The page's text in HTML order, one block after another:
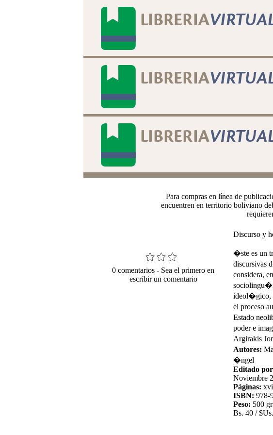
Para compras en línea de
encuentren en territorio boliviano
Discurso y
0 comentarios - Sea el primero en
escribir un comentario
�ste es un
discursivas
considera,
ideol�gico,
el proceso
Estado
poder e
Argirakis
Autores:
�ngel
Editado
Noviembre
Páginas:
ISBN: 978-
Peso: 500
Bs. 40 /